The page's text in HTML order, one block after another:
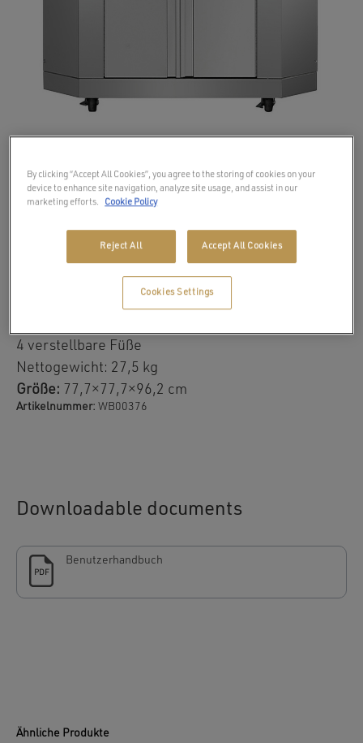
Aus rostfreiem Stahl S304
Zweitüriger Schrank mit Einlegeböden
4 verstellbare Füße
Nettogewicht: 27,5 kg
Größe: 77,7×77,7×96,2 cm
Artikelnummer: WB00376
Downloadable documents
PDF
Benutzerhandbuch
Ähnliche Produkte
By clicking “Accept All Cookies”, you agree to the storing of cookies on your
device to enhance site navigation, analyze site usage, and assist in our
marketing efforts.
Cookie Policy
Reject All Accept All Cookies
Cookies Settings